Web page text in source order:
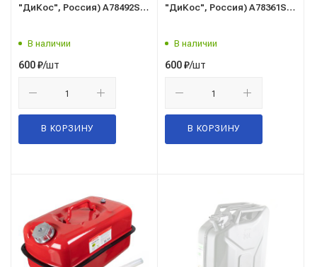
"ДиКос", Россия) A78492S
тех.жидкостей)
В наличии
600₽/шт
В КОРЗИНУ
"ДиКос", Россия) A78361S
тех.жидкостей)
В наличии
600₽/шт
В КОРЗИНУ